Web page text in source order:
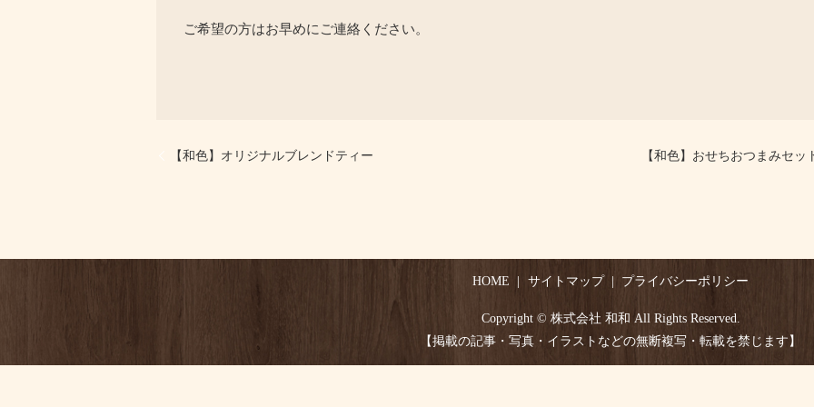
ご希望の方はお早めにご連絡ください。
【和色】オリジナルブレンドティー 【和色】おせちおつまみセッ
HOME サイトマップ プライバシーポリシー
Copyright © 株式会社 和和 All Rights Reserved.
【掲載の記事・写真・イラストなどの無断複写・転載を禁じます】